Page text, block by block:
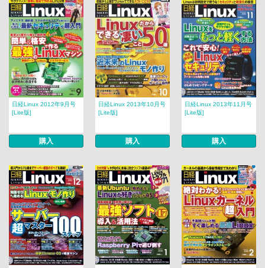
日経Linux 2012年9月号
[Lite版]
購入
日経Linux 2013年10月号
[Lite版]
購入
日経Linux 2013年11月号
[Lite版]
購入